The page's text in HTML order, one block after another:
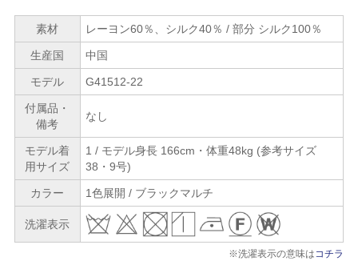
素材 レーヨン60％、シルク40％ / 部分 シルク100％
生産国 中国
モデル G41512-22
付属品・
備考
なし
モデル着
用サイズ
1 / モデル身長 166cm・体重48kg (参考サイズ
38・9号)
カラー 1色展開 / ブラックマルチ
洗濯表示
※洗濯表示の意味はコチラ